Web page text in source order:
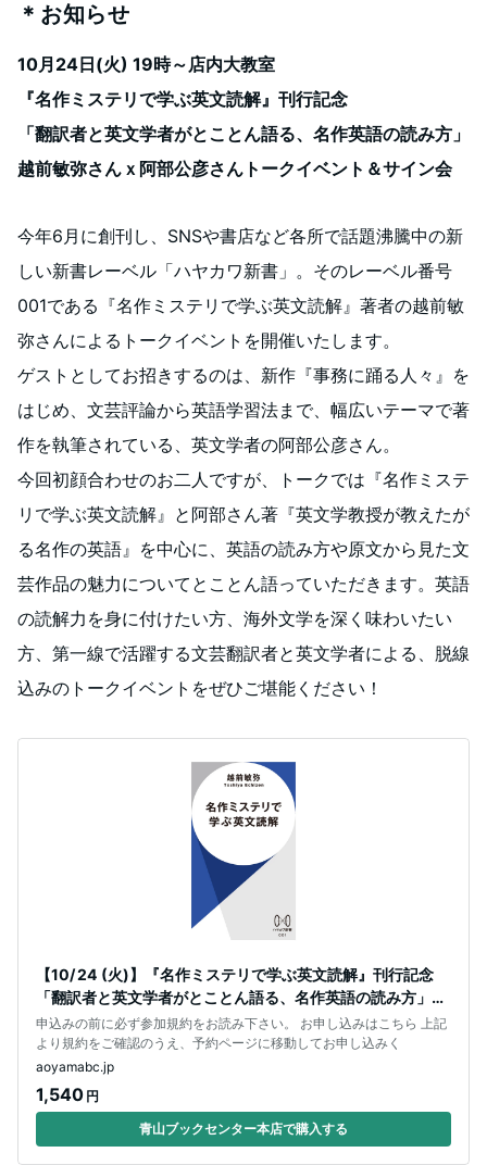
＊お知らせ
10月24日(火) 19時～店内大教室
『名作ミステリで学ぶ英文読解』刊行記念
「翻訳者と英文学者がとことん語る、名作英語の読み方」
越前敏弥さんｘ阿部公彦さんトークイベント＆サイン会
今年6月に創刊し、SNSや書店など各所で話題沸騰中の新
しい新書レーベル「ハヤカワ新書」。そのレーベル番号
001である『名作ミステリで学ぶ英文読解』著者の越前敏
弥さんによるトークイベントを開催いたします。
ゲストとしてお招きするのは、新作『事務に踊る人々』を
はじめ、文芸評論から英語学習法まで、幅広いテーマで著
作を執筆されている、英文学者の阿部公彦さん。
今回初顔合わせのお二人ですが、トークでは『名作ミステ
リで学ぶ英文読解』と阿部さん著『英文学教授が教えたが
る名作の英語』を中心に、英語の読み方や原文から見た文
芸作品の魅力についてとことん語っていただきます。英語
の読解力を身に付けたい方、海外文学を深く味わいたい
方、第一線で活躍する文芸翻訳者と英文学者による、脱線
込みのトークイベントをぜひご堪能ください！
【10/ 24 (火)】『名作ミステリで学ぶ英文読解』刊行記念
「翻訳者と英文学者がとことん語る、名作英語の読み方」越
前敏弥ｘ阿部公彦トーク
申込みの前に必ず参加規約をお読み下さい。 お申し込みはこちら 上記
より規約をご確認のうえ、予約ページに移動してお申し込みく
aoyamabc.jp
1,540 円
青山ブックセンター本店で購入する